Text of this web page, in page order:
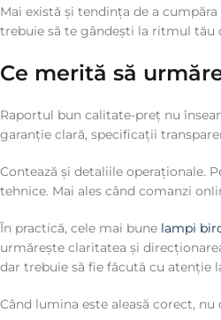
Mai există și tendința de a
trebuie să te gândești la ritmul tău
Ce merită să
Raportul bun calitate-preț nu
garanție clară, specificații
Contează și detaliile operaționale.
tehnice. Mai ales când comanzi
În practică, cele mai bune lampi
urmărește claritatea și
dar trebuie să fie făcută cu atenție
Când lumina este aleasă corect,